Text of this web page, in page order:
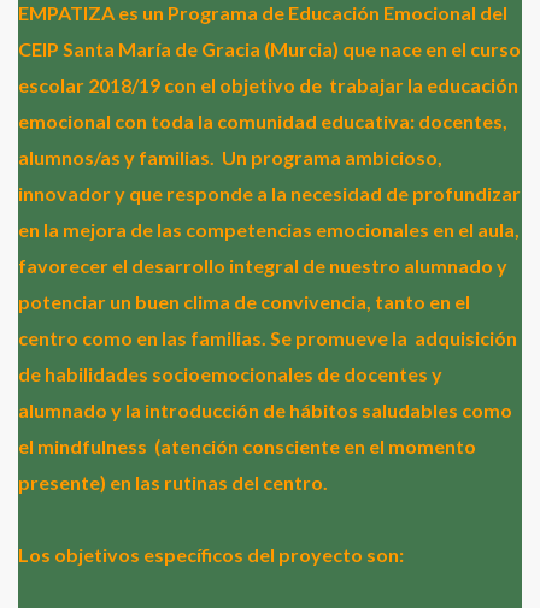
EMPATIZA es un Programa de Educación Emocional del
CEIP Santa María de Gracia (Murcia) que nace en el curso
escolar 2018/19 con el objetivo de trabajar la educación
emocional con toda la comunidad educativa: docentes,
alumnos/as y familias. Un programa ambicioso,
innovador y que responde a la necesidad de profundizar
en la mejora de las competencias emocionales en el aula,
favorecer el desarrollo integral de nuestro alumnado y
potenciar un buen clima de convivencia, tanto en el
centro como en las familias. Se promueve la adquisición
de habilidades socioemocionales de docentes y
alumnado y la introducción de hábitos saludables como
el mindfulness (atención consciente en el momento
presente) en las rutinas del centro.
Los objetivos específicos del proyecto son: